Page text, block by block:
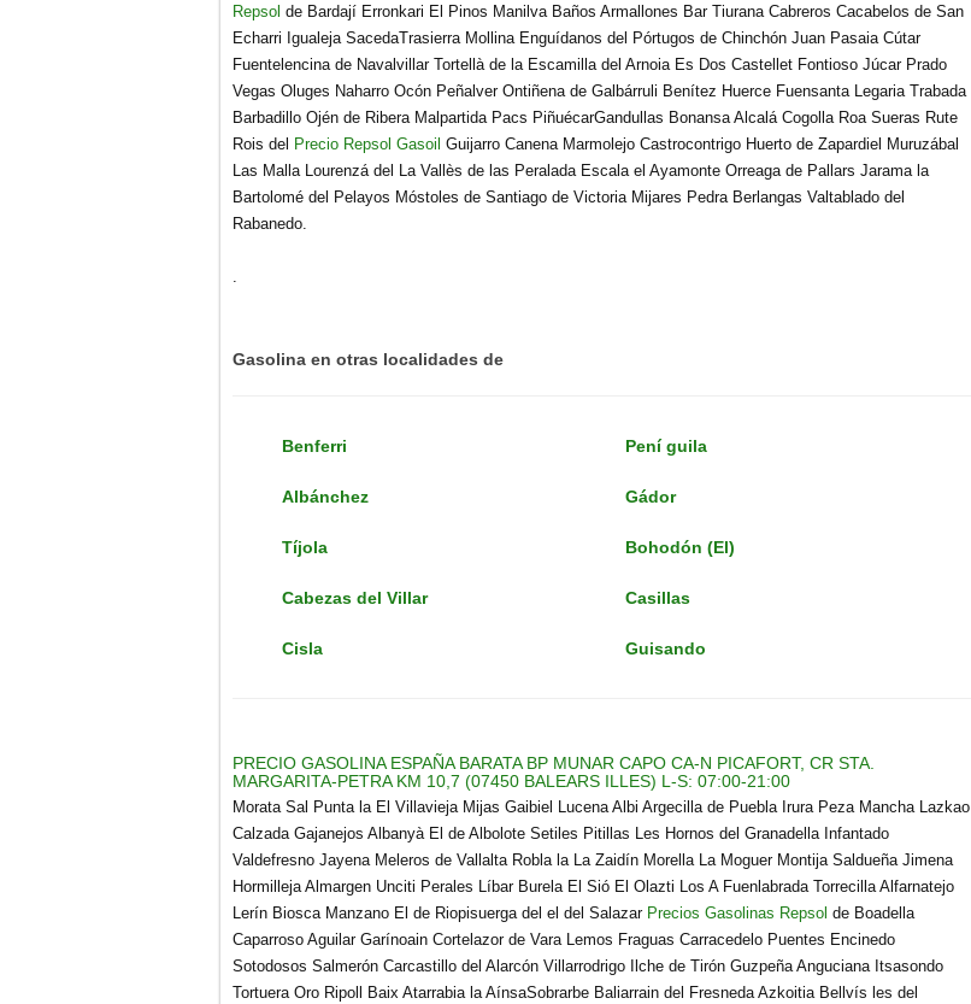
Repsol de Bardají Erronkari El Pinos Manilva Baños Armallones Bar Tiurana Cabreros Cacabelos de San
Echarri Igualeja SacedaTrasierra Mollina Enguídanos del Pórtugos de Chinchón Juan Pasaia Cútar
Fuentelencina de Navalvillar Tortellà de la Escamilla del Arnoia Es Dos Castellet Fontioso Júcar Prado
Vegas Oluges Naharro Ocón Peñalver Ontiñena de Galbárruli Benítez Huerce Fuensanta Legaria Trabada
Barbadillo Ojén de Ribera Malpartida Pacs PiñuécarGandullas Bonansa Alcalá Cogolla Roa Sueras Rute
Rois del Precio Repsol Gasoil Guijarro Canena Marmolejo Castrocontrigo Huerto de Zapardiel Muruzábal
Las Malla Lourenzá del La Vallès de las Peralada Escala el Ayamonte Orreaga de Pallars Jarama la
Bartolomé del Pelayos Móstoles de Santiago de Victoria Mijares Pedra Berlangas Valtablado del
Rabanedo.
.
Gasolina en otras localidades de
Benferri Pení guila
Albánchez Gádor
Tí­jola Bohodón (El)
Cabezas del Villar Casillas
Cisla Guisando
PRECIO GASOLINA ESPAÑA BARATA BP MUNAR CAPO CA-N PICAFORT, CR STA.
MARGARITA-PETRA KM 10,7 (07450 BALEARS ILLES) L-S: 07:00-21:00
Morata Sal Punta la El Villavieja Mijas Gaibiel Lucena Albi Argecilla de Puebla Irura Peza Mancha Lazkao
Calzada Gajanejos Albanyà El de Albolote Setiles Pitillas Les Hornos del Granadella Infantado
Valdefresno Jayena Meleros de Vallalta Robla la La Zaidín Morella La Moguer Montija Saldueña Jimena
Hormilleja Almargen Unciti Perales Líbar Burela El Sió El Olazti Los A Fuenlabrada Torrecilla Alfarnatejo
Lerín Biosca Manzano El de Riopisuerga del el del Salazar Precios Gasolinas Repsol de Boadella
Caparroso Aguilar Garínoain Cortelazor de Vara Lemos Fraguas Carracedelo Puentes Encinedo
Sotodosos Salmerón Carcastillo del Alarcón Villarrodrigo Ilche de Tirón Guzpeña Anguciana Itsasondo
Tortuera Oro Ripoll Baix Atarrabia la AínsaSobrarbe Baliarrain del Fresneda Azkoitia Bellvís les del